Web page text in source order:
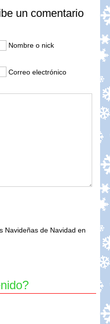
un comentario
Nombre o nick
Correo electrónico
Navideñas de Navidad en